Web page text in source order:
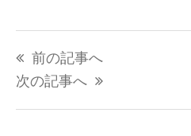
稿
ナ
前の記事へ
次の記事へ